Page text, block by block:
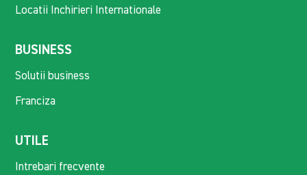
Locatii Inchirieri Internationale
BUSINESS
Solutii business
Franciza
UTILE
Intrebari frecvente